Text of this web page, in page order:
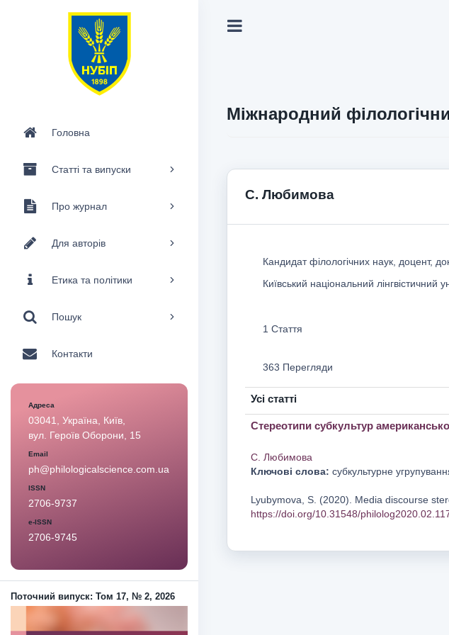
Головна
Статті та випуски
Про журнал
Для авторів
Етика та політики
Пошук
Контакти
Адреса
03041, Україна, Київ,
вул. Героїв Оборони, 15
Email
ph@philologicalscience.com.ua
ISSN
2706-9737
e-ISSN
2706-9745
Поточний випуск: Том 17, № 2, 2026
Міжнародний
С. Любимова
Кандидат філологічних наук, доцент,
Київський національний лінгвістичний
1 Стаття
363 Перегляди
Усі статті
Стереотипи субкультур
С. Любимова
Ключові слова: субкультурне
Lyubymova, S. (2020). Media discourse
https://doi.org/10.31548/